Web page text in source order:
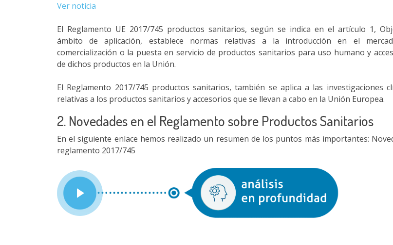
Ver noticia
El Reglamento UE 2017/745 productos sanitarios, según se indica en el artículo 1,
ámbito de aplicación, establece normas relativas a la introducción en el
comercialización o la puesta en servicio de productos sanitarios para uso humano y
de dichos productos en la Unión.
El Reglamento 2017/745 productos sanitarios, también se aplica a las investigaciones
relativas a los productos sanitarios y accesorios que se llevan a cabo en la Unión Europea.
2. Novedades en el Reglamento sobre Productos Sanitarios
En el siguiente enlace hemos realizado un resumen de los puntos más importantes:
reglamento 2017/745